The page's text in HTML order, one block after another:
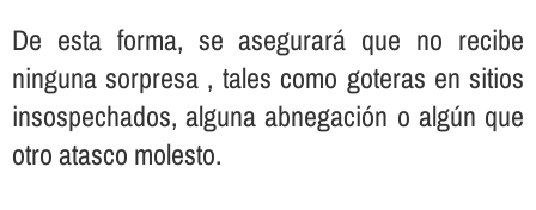
De esta forma, se asegurará que no recibe
ninguna sorpresa , tales como goteras en sitios
insospechados, alguna abnegación o algún que
otro atasco molesto.